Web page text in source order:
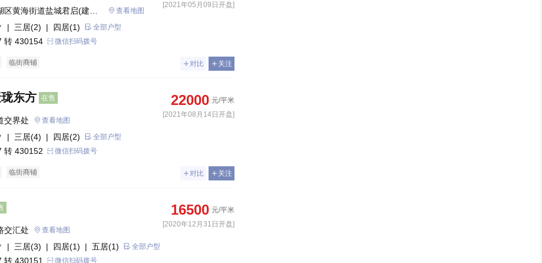
[2021年05月09日开盘]
黄海街道盐城君启(建设
查看地图
| 三居(2) | 四居(1) 全部户型
转 430154 微信扫码拨号
临街商铺 对比 关注
东方 在售 22000 元/平米
[2021年08月14日开盘]
交界处 查看地图
| 三居(4) | 四居(2) 全部户型
转 430152 微信扫码拨号
临街商铺 对比 关注
16500 元/平米
[2020年12月31日开盘]
交汇处 查看地图
| 三居(3) | 四居(1) | 五居(1) 全部户型
转 430151 微信扫码拨号